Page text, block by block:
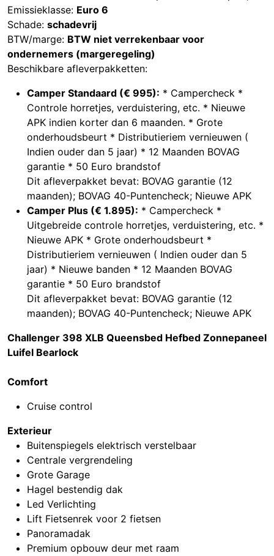
Emissieklasse: Euro 6
Schade: schadevrij
BTW/marge: BTW niet verrekenbaar voor
ondernemers (margeregeling)
Beschikbare afleverpakketten:
Camper Standaard (€ 995): * Campercheck *
Controle horretjes, verduistering, etc. * Nieuwe
APK indien korter dan 6 maanden. * Grote
onderhoudsbeurt * Distributieriem vernieuwen (
Indien ouder dan 5 jaar) * 12 Maanden BOVAG
garantie * 50 Euro brandstof
Dit afleverpakket bevat: BOVAG garantie (12
maanden); BOVAG 40-Puntencheck; Nieuwe APK
Camper Plus (€ 1.895): * Campercheck *
Uitgebreide controle horretjes, verduistering, etc. *
Nieuwe APK * Grote onderhoudsbeurt *
Distributieriem vernieuwen ( Indien ouder dan 5
jaar) * Nieuwe banden * 12 Maanden BOVAG
garantie * 50 Euro brandstof
Dit afleverpakket bevat: BOVAG garantie (12
maanden); BOVAG 40-Puntencheck; Nieuwe APK
Challenger 398 XLB Queensbed Hefbed Zonnepaneel
Luifel Bearlock
Comfort
Cruise control
Exterieur
Buitenspiegels elektrisch verstelbaar
Centrale vergrendeling
Grote Garage
Hagel bestendig dak
Led Verlichting
Lift Fietsenrek voor 2 fietsen
Panoramadak
Premium opbouw deur met raam